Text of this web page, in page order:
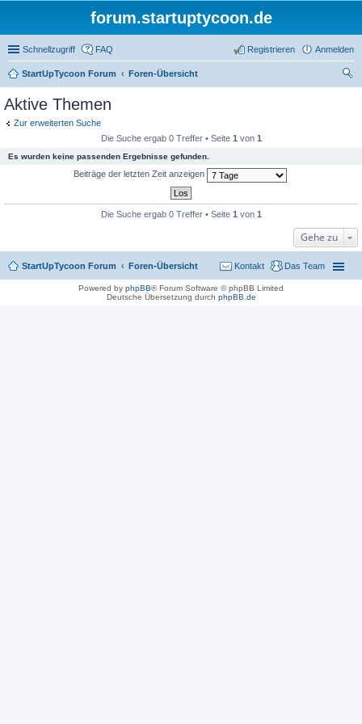
forum.startuptycoon.de
Schnellzugriff FAQ Anmelden
Registrieren
StartUpTycoon Forum
Foren-Übersicht
Aktive Themen
Zur erweiterten Suche
Die Suche ergab 0 Treffer • Seite 1 von 1
Es wurden keine passenden Ergebnisse gefunden.
Beiträge der letzten Zeit anzeigen
Die Suche ergab 0 Treffer • Seite 1 von 1
Gehe zu
StartUpTycoon Forum Foren-Übersicht Das Team
Kontakt
Powered by phpBB® Forum Software © phpBB Limited
Deutsche Übersetzung durch phpBB.de